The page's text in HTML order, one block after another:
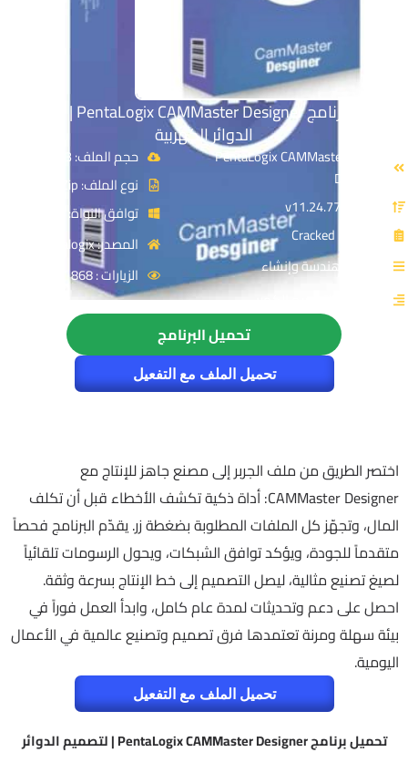
تحميل برنامج PentaLogix CAMMaster Designer | لتصميم
الدوائر الكهربية
الاسم: PentaLogix CAMMaster
Designer
القسم: هندسة وإنشاء
حجم الملف: 83 MB
نوع الملف: Zip
توافق النواة: 64-Bit
المصدر: pentalogix
الزيارات : 868
تحميل البرنامج
تحميل الملف مع التفعيل
اختصر الطريق من ملف الجربر إلى مصنع جاهز للإنتاج مع
CAMMaster Designer: أداة ذكية تكشف الأخطاء قبل أن تكلف
المال، وتجهّز كل الملفات المطلوبة بضغطة زر. يقدّم البرنامج فحصاً
متقدماً للجودة، ويؤكد توافق الشبكات، ويحول الرسومات تلقائياً
لصيغ تصنيع مثالية، ليصل التصميم إلى خط الإنتاج بسرعة وثقة.
احصل على دعم وتحديثات لمدة عام كامل، وابدأ العمل فوراً في
بيئة سهلة ومرنة تعتمدها فرق تصميم وتصنيع عالمية في الأعمال
اليومية.
تحميل الملف مع التفعيل
تحميل برنامج PentaLogix CAMMaster Designer | لتصميم الدوائر